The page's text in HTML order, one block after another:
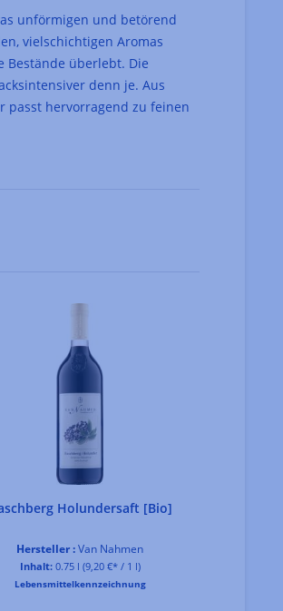
unförmigen und betörend
vielschichtigen Aromas
Bestände überlebt. Die
denn je. Aus
passt hervorragend zu feinen
Holundersaft [Bio]
Hersteller :Van Nahmen
Inhalt: 0.75 l (9,20 €* / 1 l)
Lebensmittelkennzeichnung